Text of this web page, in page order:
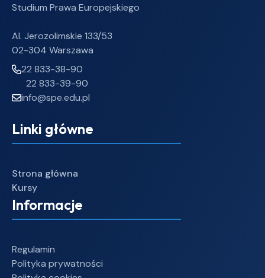
Studium Prawa Europejskiego
Al. Jerozolimskie 133/53
02-304 Warszawa
22 833-38-90
22 833-39-90
info@spe.edu.pl
Linki główne
Strona główna
Kursy
Informacje
Regulamin
Polityka prywatności